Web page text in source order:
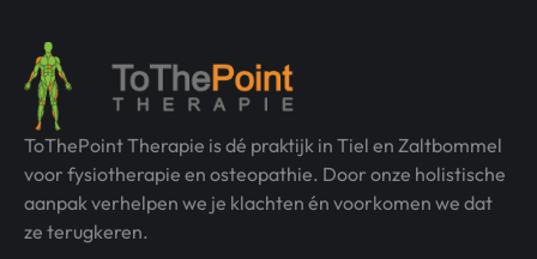
ToThePoint Therapie is dé praktijk in Tiel en Zaltbommel
voor fysiotherapie en osteopathie. Door onze holistische
aanpak verhelpen we je klachten én voorkomen we dat
ze terugkeren.